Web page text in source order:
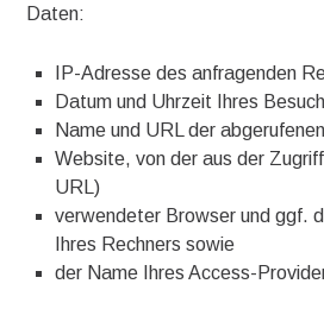
Daten:
IP-Adresse des anfragenden
Datum und Uhrzeit Ihres
Name und URL der
Website, von der aus der
URL)
verwendeter Browser und ggf.
Ihres Rechners sowie
der Name Ihres Access-